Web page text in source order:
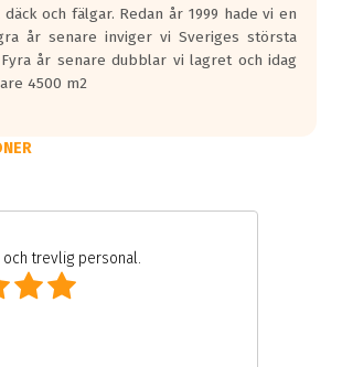
och fälgar. Redan år 1999 hade vi en
år senare inviger vi Sveriges största
år senare dubblar vi lagret och idag
4500 m2
trevlig personal.